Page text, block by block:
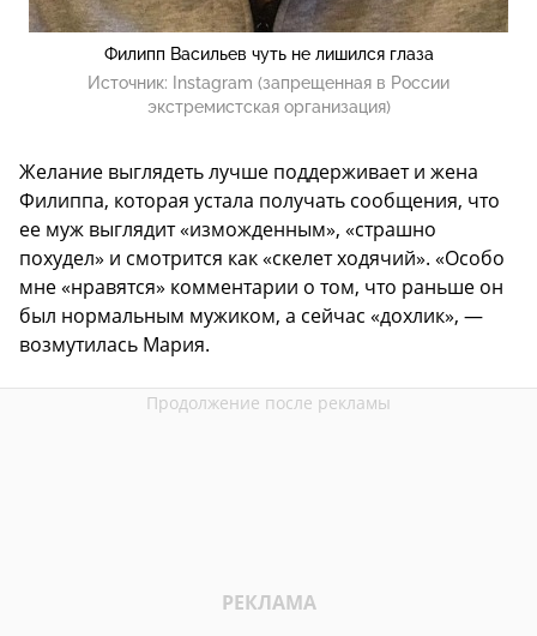
Филипп Васильев чуть не лишился глаза
Источник:
Instagram (запрещенная в России
экстремистская организация)
Желание выглядеть лучше поддерживает и жена
Филиппа, которая устала получать сообщения, что
ее муж выглядит «изможденным», «страшно
похудел» и смотрится как «скелет ходячий». «Особо
мне «нравятся» комментарии о том, что раньше он
был нормальным мужиком, а сейчас «дохлик», —
возмутилась Мария.